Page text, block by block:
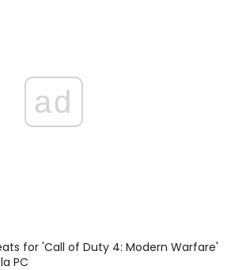
ad
for 'Call of Duty 4: Modern Warfare'
PC